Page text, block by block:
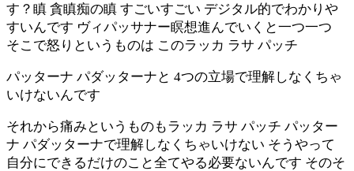
す？瞋 貪瞋痴の瞋 すごいすごい デジタル的でわかりや
すいんです ヴィパッサナー瞑想進んでいくと一つ一つ
そこで怒りというものは このラッカ ラサ パッチ
パッターナ パダッターナと 4つの立場で理解しなくちゃ
いけないんです
それから痛みというものもラッカ ラサ パッチ パッター
ナ パダッターナで理解しなくちゃいけない そうやって
自分にできるだけのこと全てやる必要ないんです そのそ